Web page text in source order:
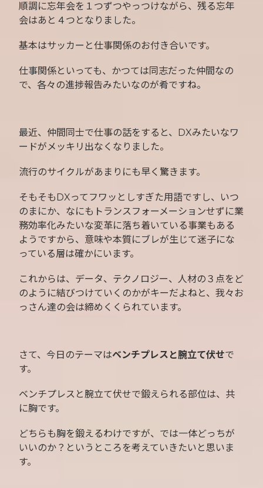
順調に忘年会を１つずつやっつけながら、残る忘年
会はあと４つとなりました。
基本はサッカーと仕事関係のお付き合いです。
仕事関係といっても、かつては同志だった仲間なの
で、各々の進捗報告みたいなのが肴ですね。
最近、仲間同士で仕事の話をすると、DXみたいなワ
ードがメッキリ出なくなりました。
流行のサイクルがあまりにも早く驚きます。
そもそもDXってフワッとしすぎた用語ですし、いつ
のまにか、なにもトランスフォーメーションせずに業
務効率化みたいな変革に落ち着いている事業もある
ようですから、意味や本質にブレが生じて迷子にな
っている層は確かにいます。
これからは、データ、テクノロジー、人材の３点をど
のように結びつけていくのかがキーだよねと、我々お
っさん達の会は締めくくられています。
さて、今日のテーマはベンチプレスと腕立て伏せで
す。
ベンチプレスと腕立て伏せで鍛えられる部位は、共
に胸です。
どちらも胸を鍛えるわけですが、では一体どっちが
いいのか？というところを考えていきたいと思いま
す。